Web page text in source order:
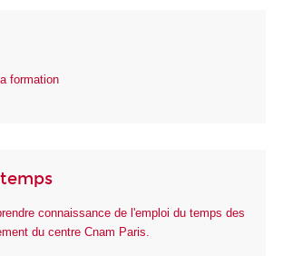
formation
connaissance de l'emploi du temps des
du centre Cnam Paris.